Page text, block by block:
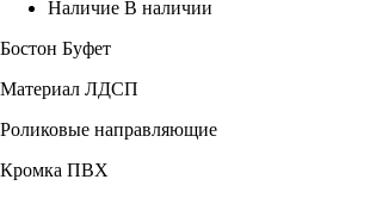
Наличие В наличии
Бостон Буфет
Материал ЛДСП
Роликовые направляющие
Кромка ПВХ